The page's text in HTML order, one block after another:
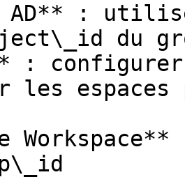
AD** :
du
: configurer
les espaces